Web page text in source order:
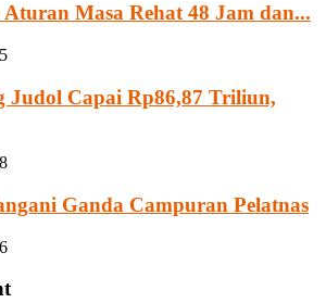
Aturan Masa Rehat 48 Jam dan...
Judol Capai Rp86,87 Triliun,
Ganda Campuran Pelatnas